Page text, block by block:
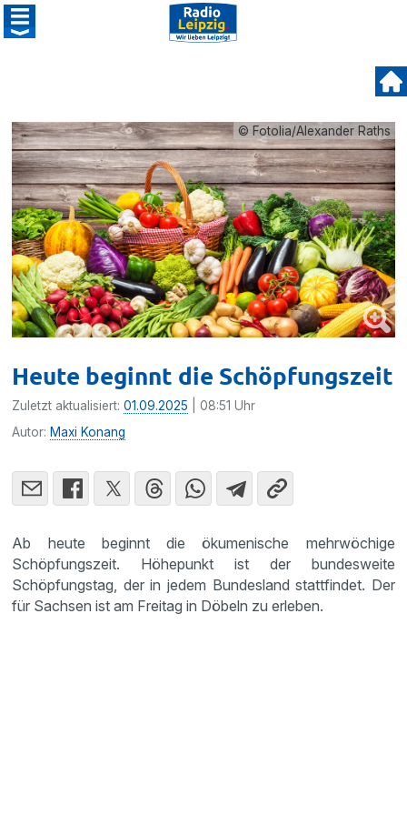
© Fotolia/Alexander Raths
Heute beginnt die Schöpfungszeit
Zuletzt aktualisiert:01.09.2025 | 08:51 Uhr
Autor: Maxi Konang
Ab heute beginnt die ökumenische mehrwöchige
Schöpfungszeit. Höhepunkt ist der bundesweite
Schöpfungstag, der in jedem Bundesland stattfindet. Der
für Sachsen ist am Freitag in Döbeln zu erleben.